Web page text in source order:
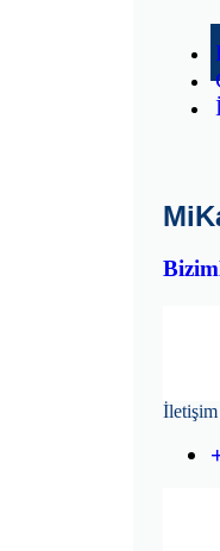
İletişim